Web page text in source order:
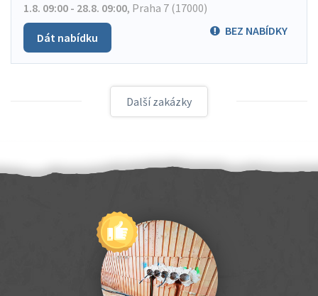
1.8. 09:00 - 28.8. 09:00, Praha 7 (17000)
BEZ NABÍDKY
Dát nabídku
Další zakázky